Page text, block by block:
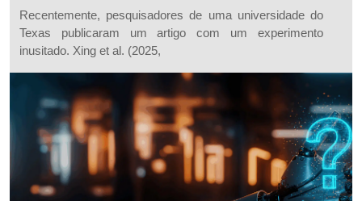
Recentemente, pesquisadores de uma universidade do
Texas publicaram um artigo com um experimento
inusitado. Xing et al. (2025,